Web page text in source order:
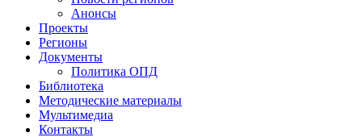
Анонсы
Проекты
Регионы
Документы
Политика ОПД
Библиотека
Методические материалы
Мультимедиа
Контакты